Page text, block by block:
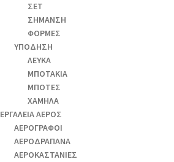
ΣΕΤ
ΣΗΜΑΝΣΗ
ΦΟΡΜΕΣ
ΥΠΟΔΗΣΗ
ΛΕΥΚΑ
ΜΠΟΤΑΚΙΑ
ΜΠΟΤΕΣ
ΧΑΜΗΛΑ
ΕΡΓΑΛΕΙΑ ΑΕΡΟΣ
ΑΕΡΟΓΡΑΦΟΙ
ΑΕΡΟΔΡΑΠΑΝA
ΑΕΡΟΚΑΣΤΑΝΙΕΣ